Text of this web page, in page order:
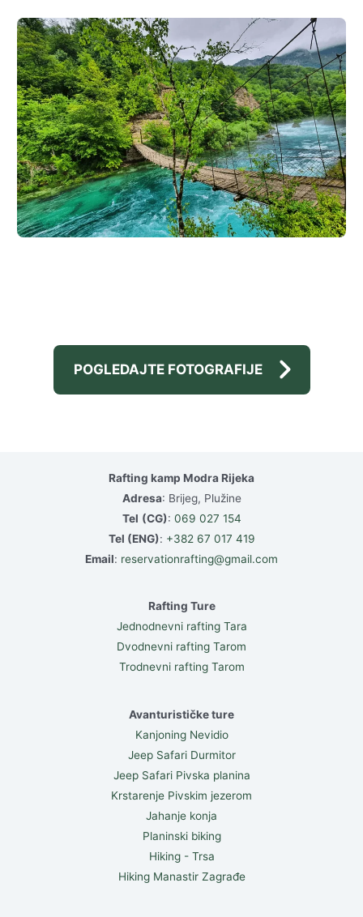
POGLEDAJTE FOTOGRAFIJE
Rafting kamp Modra Rijeka
Adresa: Brijeg, Plužine
Tel (CG): 069 027 154
Tel (ENG): +382 67 017 419
Email: reservationrafting@gmail.com
Rafting Ture
Jednodnevni rafting Tara
Dvodnevni rafting Tarom
Trodnevni rafting Tarom
Avanturističke ture
Kanjoning Nevidio
Jeep Safari Durmitor
Jeep Safari Pivska planina
Krstarenje Pivskim jezerom
Jahanje konja
Planinski biking
Hiking - Trsa
Hiking Manastir Zagrađe